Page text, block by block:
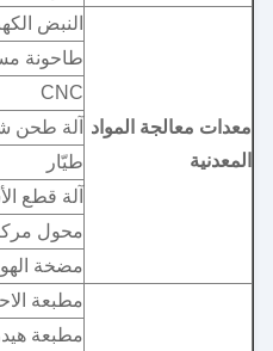
معدات معالجة المواد
المعدنية
النبض
طاحونة
CNC
آلة طحن
طيّار
آلة قطع
محول
مضخة
مطبعة
مطبعة